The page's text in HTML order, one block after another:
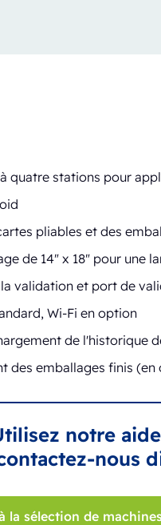
quatre stations pour
pliables et des
de 14" x 18" pour une
validation et port de
Wi-Fi en option
de l'historique
des emballages finis
notre
nous
la sélection de